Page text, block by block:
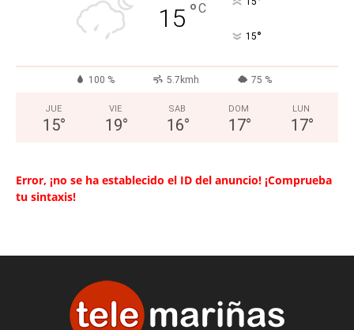
15 °C
15°
100 % 5.7kmh 75 %
JUE
15°
VIE
19°
SAB
16°
DOM
17°
LUN
17°
Error, ¡no se ha establecido el ID del anuncio! ¡Comprueba
tu sintaxis!